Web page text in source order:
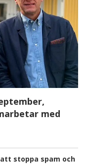
med
stoppa spam och